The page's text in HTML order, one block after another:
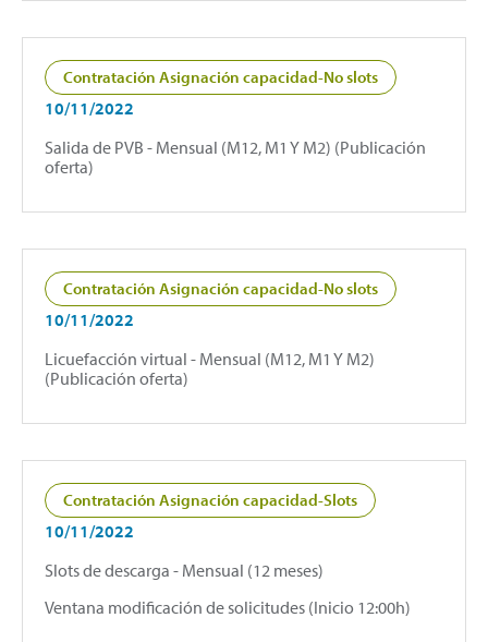
Contratación Asignación capacidad-No slots
10/11/2022
Salida de PVB - Mensual (M12, M1 Y M2) (Publicación
oferta)
Contratación Asignación capacidad-No slots
10/11/2022
Licuefacción virtual - Mensual (M12, M1 Y M2)
(Publicación oferta)
Contratación Asignación capacidad-Slots
10/11/2022
Slots de descarga - Mensual (12 meses)
Ventana modificación de solicitudes (Inicio 12:00h)